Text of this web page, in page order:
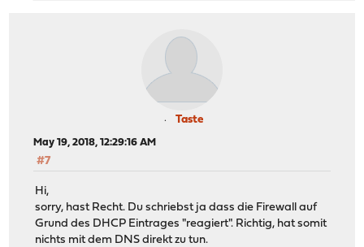
Taste
May 19, 2018, 12:29:16 AM
#7
Hi,
sorry, hast Recht. Du schriebst ja dass die Firewall auf
Grund des DHCP Eintrages "reagiert". Richtig, hat somit
nichts mit dem DNS direkt zu tun.